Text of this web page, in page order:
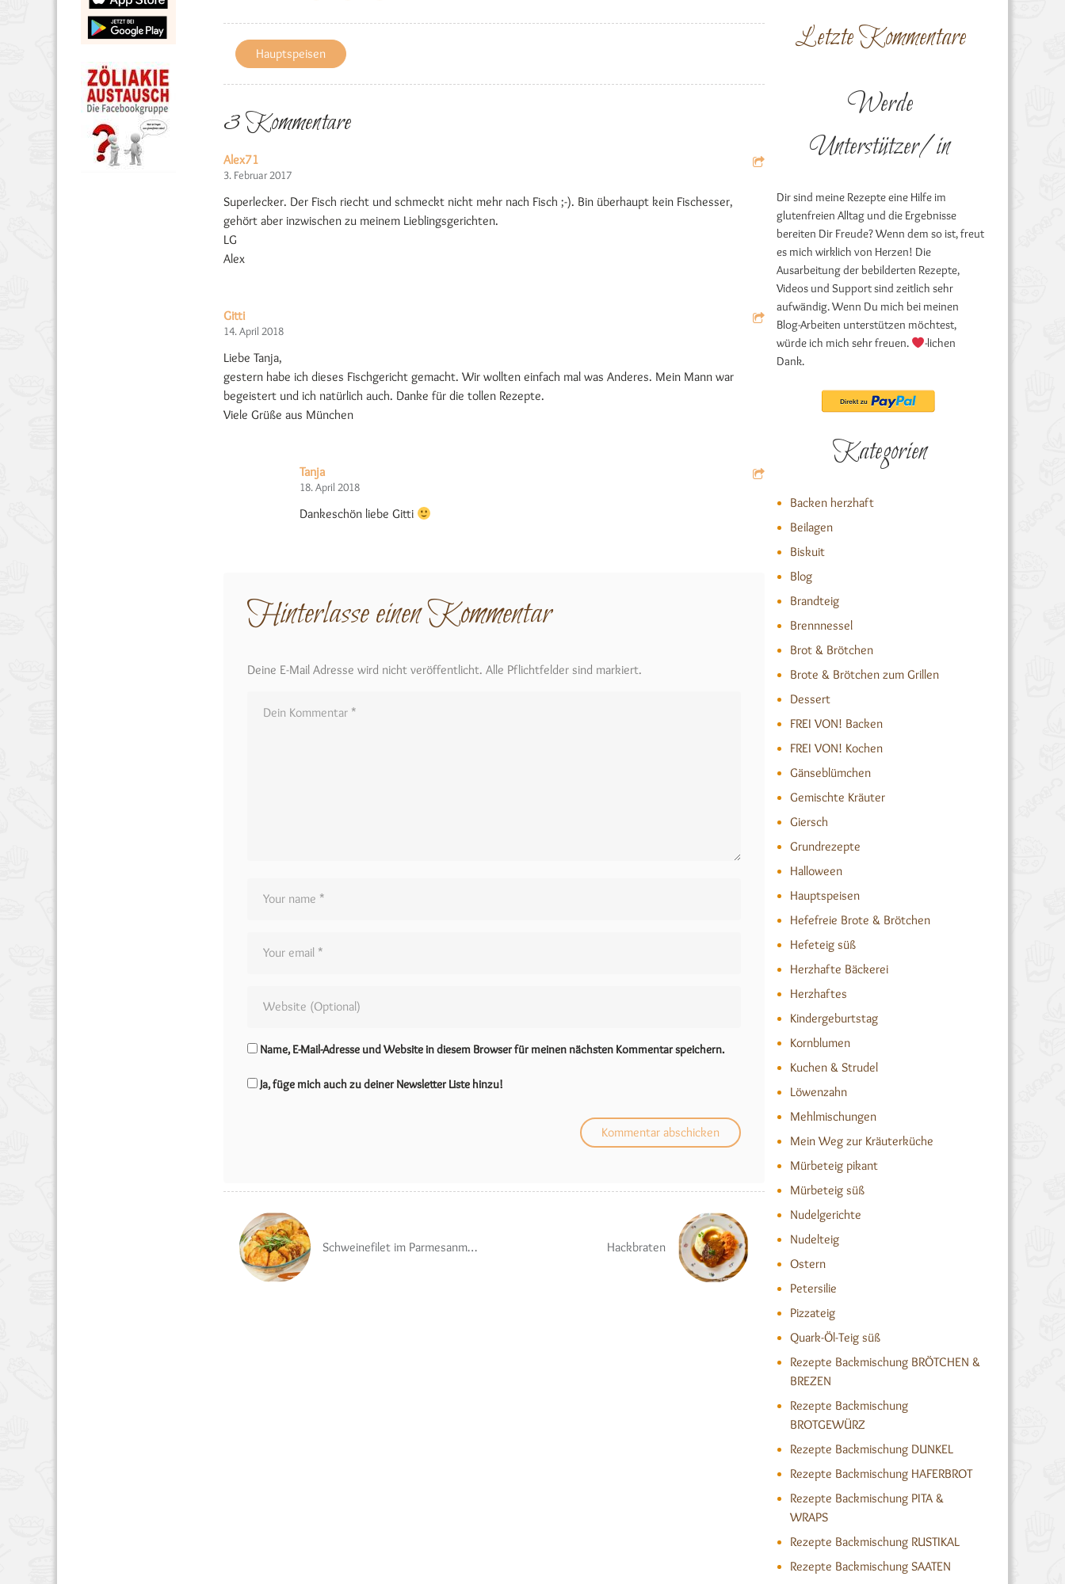
Hauptspeisen
3 Kommentare
Alex71
3. Februar 2017
Superlecker. Der Fisch riecht und schmeckt nicht mehr nach Fisch ;-). Bin überhaupt kein Fischesser,
gehört aber inzwischen zu meinem Lieblingsgerichten.
LG
Alex
Gitti
14. April 2018
Liebe Tanja,
gestern habe ich dieses Fischgericht gemacht. Wir wollten einfach mal was Anderes. Mein Mann war
begeistert und ich natürlich auch. Danke für die tollen Rezepte.
Viele Grüße aus München
Tanja
18. April 2018
Dankeschön liebe Gitti
Hinterlasse einen Kommentar
Deine E-Mail Adresse wird nicht veröffentlicht. Alle Pflichtfelder sind markiert.
Name, E-Mail-Adresse und Website in diesem Browser für meinen nächsten Kommentar speichern.
Ja, füge mich auch zu deiner Newsletter Liste hinzu!
Schweinefilet im Parmesanmantel Hackbraten
Letzte Kommentare
Werde
Unterstützer/in
Dir sind meine Rezepte eine Hilfe im
glutenfreien Alltag und die Ergebnisse
bereiten Dir Freude? Wenn dem so ist, freut
es mich wirklich von Herzen! Die
Ausarbeitung der bebilderten Rezepte,
Videos und Support sind zeitlich sehr
aufwändig. Wenn Du mich bei meinen
Blog-Arbeiten unterstützen möchtest,
würde ich mich sehr freuen.
-lichen
Dank.
Kategorien
Backen herzhaft
Beilagen
Biskuit
Blog
Brandteig
Brennnessel
Brot & Brötchen
Brote & Brötchen zum Grillen
Dessert
FREI VON! Backen
FREI VON! Kochen
Gänseblümchen
Gemischte Kräuter
Giersch
Grundrezepte
Halloween
Hauptspeisen
Hefefreie Brote & Brötchen
Hefeteig süß
Herzhafte Bäckerei
Herzhaftes
Kindergeburtstag
Kornblumen
Kuchen & Strudel
Löwenzahn
Mehlmischungen
Mein Weg zur Kräuterküche
Mürbeteig pikant
Mürbeteig süß
Nudelgerichte
Nudelteig
Ostern
Petersilie
Pizzateig
Quark-Öl-Teig süß
Rezepte Backmischung BRÖTCHEN &
BREZEN
Rezepte Backmischung
BROTGEWÜRZ
Rezepte Backmischung DUNKEL
Rezepte Backmischung HAFERBROT
Rezepte Backmischung PITA &
WRAPS
Rezepte Backmischung RUSTIKAL
Rezepte Backmischung SAATEN